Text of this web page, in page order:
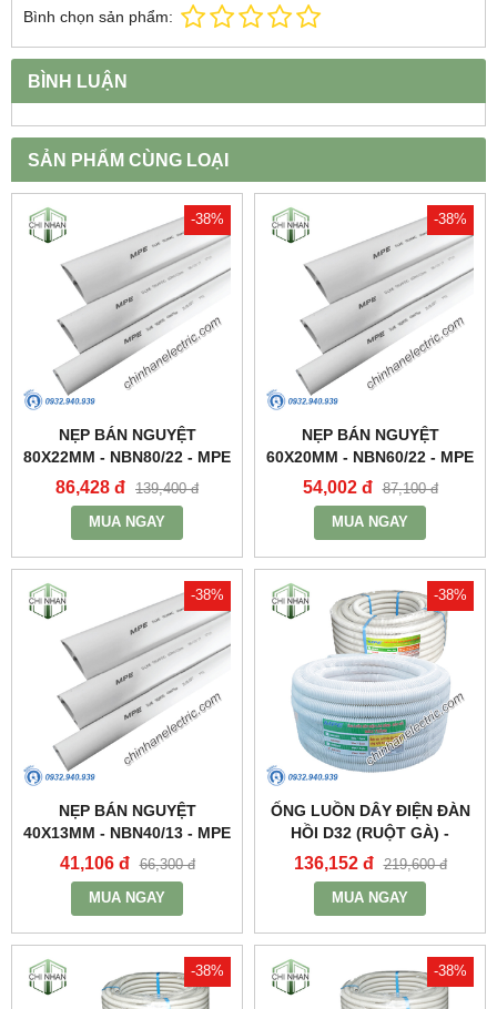
Bình chọn sản phẩm:
BÌNH LUẬN
SẢN PHẨM CÙNG LOẠI
-38%
NẸP BÁN NGUYỆT
80X22MM - NBN80/22 - MPE
86,428 đ 139,400 đ
MUA NGAY
-38%
NẸP BÁN NGUYỆT
60X20MM - NBN60/22 - MPE
54,002 đ 87,100 đ
MUA NGAY
-38%
NẸP BÁN NGUYỆT
40X13MM - NBN40/13 - MPE
41,106 đ 66,300 đ
MUA NGAY
-38%
ỐNG LUỒN DÂY ĐIỆN ĐÀN
HỒI D32 (RUỘT GÀ) -
A9032CT - MPE
136,152 đ 219,600 đ
MUA NGAY
-38% -38%